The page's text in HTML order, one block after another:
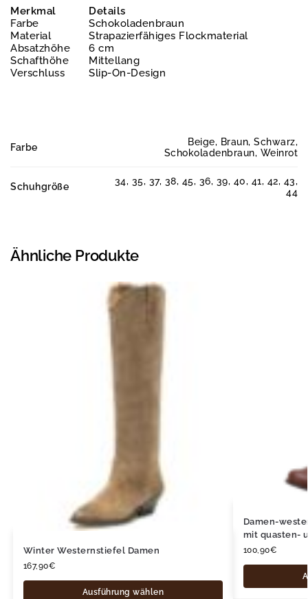
Merkmal
Details
Farbe
Schokoladenbraun
Material
Strapazierfähiges Flockmaterial
Absatzhöhe
6 cm
Schafthöhe
Mittellang
Verschluss
Slip-On-Design
Farbe
Beige, Braun, Schwarz,
Schokoladenbraun, Weinrot
Schuhgröße
34, 35, 37, 38, 45, 36, 39, 40, 41, 42, 43,
44
Ähnliche Produkte
Winter Westernstiefel Damen
167,90€
Ausführung wählen
Damen-
mit quasten-
100,90€